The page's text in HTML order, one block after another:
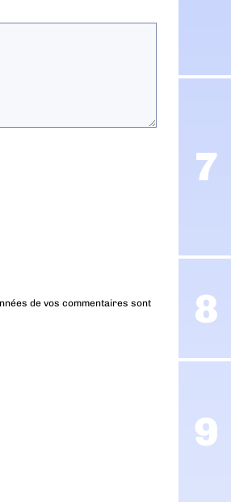
de vos commentaires sont